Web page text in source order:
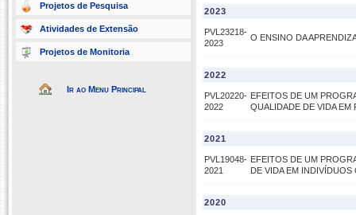
Projetos de Pesquisa
Atividades de Extensão
Projetos de Monitoria
Ir ao Menu Principal
2023
PVL23218-
2023
O ENSINO DA
2022
PVL20220-
2022
EFEITOS DE UM
QUALIDADE DE VIDA EM
2021
PVL19048-
2021
EFEITOS DE UM
DE VIDA EM
2020